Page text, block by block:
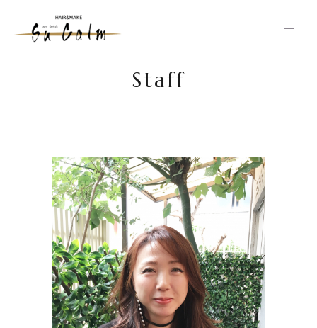
SHOP & STAFF COUPON
GALLERY RECRUIT
BLOG
Staff